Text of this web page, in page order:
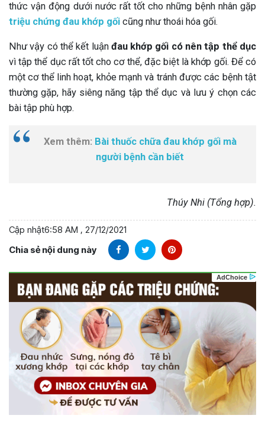
thức vận động dưới nước rất tốt cho những bệnh nhân gặp
triệu chứng đau khớp gối cũng như thoái hóa gối.
Như vậy có thể kết luận đau khớp gối có nên tập thể dục
vì tập thể dục rất tốt cho cơ thể, đặc biệt là khớp gối. Để có
một cơ thể linh hoạt, khỏe mạnh và tránh được các bệnh tật
thường gặp, hãy siêng năng tập thể dục và lưu ý chọn các
bài tập phù hợp.
Xem thêm: Bài thuốc chữa đau khớp gối mà
người bệnh cần biết
Thúy Nhi (Tổng hợp).
Cập nhật6:58 AM , 27/12/2021
Chia sẻ nội dung này